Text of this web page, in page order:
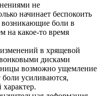
не
начинает беспокоить
возникающие боли в
на какое-то время
в хрящевой
дисками
возможно ущемление
усиливаются,
характер.